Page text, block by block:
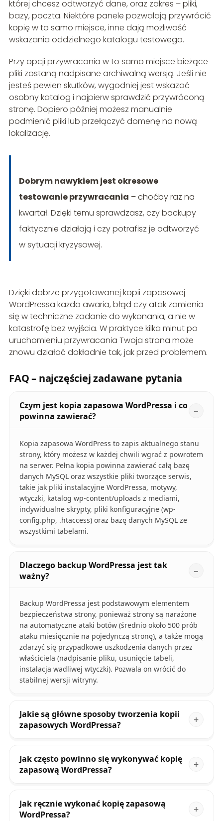
której chcesz odtworzyć dane, oraz zakres – pliki,
bazy, poczta. Niektóre panele pozwalają przywrócić
kopię w to samo miejsce, inne dają możliwość
wskazania oddzielnego katalogu testowego.
Przy opcji przywracania w to samo miejsce bieżące
pliki zostaną nadpisane archiwalną wersją. Jeśli nie
jesteś pewien skutków, wygodniej jest wskazać
osobny katalog i najpierw sprawdzić przywróconą
stronę. Dopiero później możesz manualnie
podmienić pliki lub przełączyć domenę na nową
lokalizację.
Dobrym nawykiem jest okresowe
testowanie przywracania – choćby raz na
kwartał. Dzięki temu sprawdzasz, czy backupy
faktycznie działają i czy potrafisz je odtworzyć
w sytuacji kryzysowej.
Dzięki dobrze przygotowanej kopii zapasowej
WordPressa każda awaria, błąd czy atak zamienia
się w techniczne zadanie do wykonania, a nie w
katastrofę bez wyjścia. W praktyce kilka minut po
uruchomieniu przywracania Twoja strona może
znowu działać dokładnie tak, jak przed problemem.
FAQ – najczęściej zadawane pytania
Czym jest kopia zapasowa WordPressa i co
powinna zawierać?
Kopia zapasowa WordPress to zapis aktualnego stanu
strony, który możesz w każdej chwili wgrać z powrotem
na serwer. Pełna kopia powinna zawierać całą bazę
danych MySQL oraz wszystkie pliki tworzące serwis,
takie jak pliki instalacyjne WordPressa, motywy,
wtyczki, katalog wp-content/uploads z mediami,
indywidualne skrypty, pliki konfiguracyjne (wp-
config.php, .htaccess) oraz bazę danych MySQL ze
wszystkimi tabelami.
Dlaczego backup WordPressa jest tak
ważny?
Backup WordPressa jest podstawowym elementem
bezpieczeństwa strony, ponieważ strony są narażone
na automatyczne ataki botów (średnio około 500 prób
ataku miesięcznie na pojedynczą stronę), a także mogą
zdarzyć się przypadkowe uszkodzenia danych przez
właściciela (nadpisanie pliku, usunięcie tabeli,
instalacja wadliwej wtyczki). Pozwala on wrócić do
stabilnej wersji witryny.
Jakie są główne sposoby tworzenia kopii
zapasowych WordPressa?
Jak często powinno się wykonywać kopię
zapasową WordPressa?
Jak ręcznie wykonać kopię zapasową
WordPressa?